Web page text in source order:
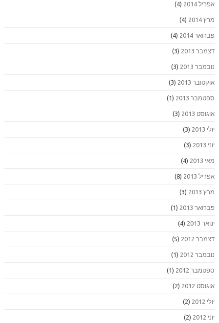
אפריל 2014 (4)
מרץ 2014 (4)
פברואר 2014 (4)
דצמבר 2013 (3)
נובמבר 2013 (3)
אוקטובר 2013 (3)
ספטמבר 2013 (1)
אוגוסט 2013 (3)
יולי 2013 (3)
יוני 2013 (3)
מאי 2013 (4)
אפריל 2013 (8)
מרץ 2013 (3)
פברואר 2013 (1)
ינואר 2013 (4)
דצמבר 2012 (5)
נובמבר 2012 (1)
ספטמבר 2012 (1)
אוגוסט 2012 (2)
יולי 2012 (2)
יוני 2012 (2)